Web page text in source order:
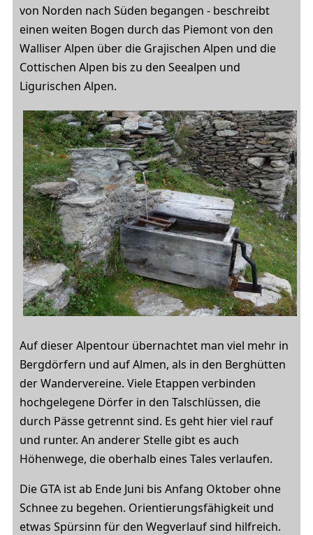
von Norden nach Süden begangen - beschreibt
einen weiten Bogen durch das Piemont von den
Walliser Alpen über die Grajischen Alpen und die
Cottischen Alpen bis zu den Seealpen und
Ligurischen Alpen.
Auf dieser Alpentour übernachtet man viel mehr in
Bergdörfern und auf Almen, als in den Berghütten
der Wandervereine. Viele Etappen verbinden
hochgelegene Dörfer in den Talschlüssen, die
durch Pässe getrennt sind. Es geht hier viel rauf
und runter. An anderer Stelle gibt es auch
Höhenwege, die oberhalb eines Tales verlaufen.
Die GTA ist ab Ende Juni bis Anfang Oktober ohne
Schnee zu begehen. Orientierungsfähigkeit und
etwas Spürsinn für den Wegverlauf sind hilfreich.